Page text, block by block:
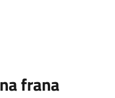
frana